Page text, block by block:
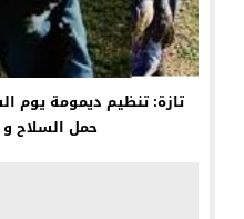
حمل السلاح و